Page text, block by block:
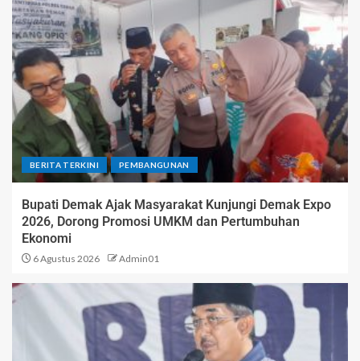
BERITA TERKINI PEMBANGUNAN
Bupati Demak Ajak Masyarakat Kunjungi Demak Expo
2026, Dorong Promosi UMKM dan Pertumbuhan
Ekonomi
6 Agustus 2026 Admin01